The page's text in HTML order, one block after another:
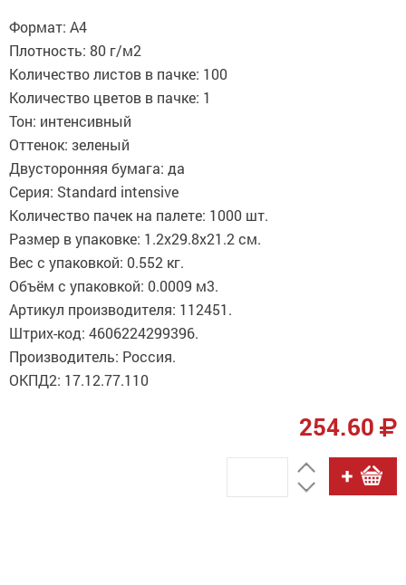
Формат: А4
Плотность: 80 г/м2
Количество листов в пачке: 100
Количество цветов в пачке: 1
Тон: интенсивный
Оттенок: зеленый
Двусторонняя бумага: да
Серия: Standard intensive
Количество пачек на палете: 1000 шт.
Размер в упаковке: 1.2x29.8x21.2 см.
Вес с упаковкой: 0.552 кг.
Объём с упаковкой: 0.0009 м3.
Артикул производителя: 112451.
Штрих-код: 4606224299396.
Производитель: Россия.
ОКПД2: 17.12.77.110
254.60